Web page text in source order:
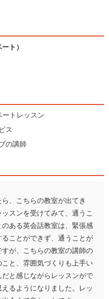
ト）
ートレッスン
ス
の講師
、こちらの教室が出てき
スンを受けてみて、通うこ
ある英会話教室は、緊張感
ことができず、通うことが
が、こちらの教室の講師の
と、雰囲気づくりも上手い
と感じながらレッスンがで
るようになりました。レッ